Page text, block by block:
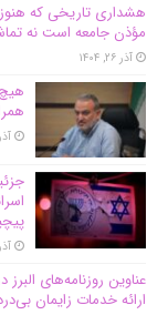
هشداری تاریخی که
مؤذن جامعه است نه
آذر ۲۶, ۱۴۰۴
آذر
آذر
ارائه خدمات زایمان